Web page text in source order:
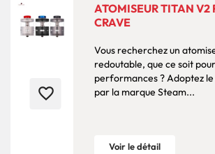
favorite_border
ATOMISEUR TITAN V2
CRAVE
Vous recherchez un
redoutable, que ce soit
performances ? Adoptez
par la marque Steam...
Voir le détail